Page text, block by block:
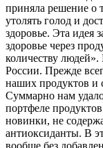
приняла решение о
утолять голод и
здоровье. Эта идея
здоровье через
количеству
России. Прежде
наших продуктов и
Суммарно нам
портфеле
новинки, не
антиоксиданты. В
вообще без